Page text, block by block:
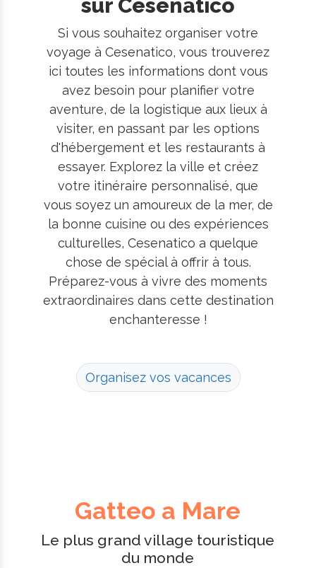
sur Cesenatico
Si vous souhaitez organiser votre
voyage à Cesenatico, vous trouverez
ici toutes les informations dont vous
avez besoin pour planifier votre
aventure, de la logistique aux lieux à
visiter, en passant par les options
d'hébergement et les restaurants à
essayer. Explorez la ville et créez
votre itinéraire personnalisé, que
vous soyez un amoureux de la mer, de
la bonne cuisine ou des expériences
culturelles, Cesenatico a quelque
chose de spécial à offrir à tous.
Préparez-vous à vivre des moments
extraordinaires dans cette destination
enchanteresse !
Organisez vos vacances
Gatteo a Mare
Le plus grand village touristique
du monde